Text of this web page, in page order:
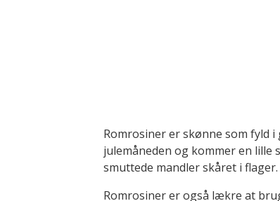
Romrosiner er skønne som fyld i
julemåneden og kommer en lille
smuttede mandler skåret i
Romrosiner er også lækre at